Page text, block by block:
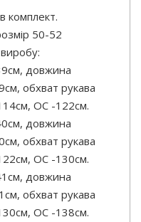
комплект.
50-52
довжина
обхват рукава
OC -122см.
довжина
обхват рукава
OC -130см.
довжина
обхват рукава
OC -138см.